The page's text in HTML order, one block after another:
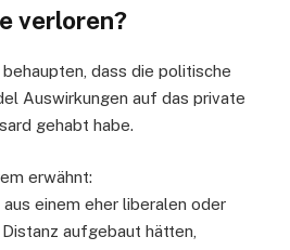
verloren?
dass die politische
Auswirkungen auf das private
gehabt habe.
erwähnt:
einem eher liberalen oder
aufgebaut hätten,